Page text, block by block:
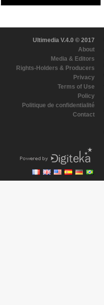
Ultimedia V.4.0 © 2017
About
Media & Editors
Rights-Holders & Producers
Privacy
Terms of Use
Policy
Politique de confidentialité
Contact